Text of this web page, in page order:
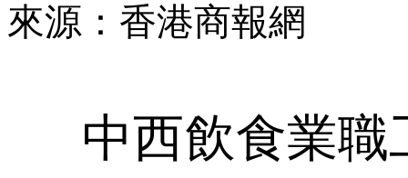
來源：香港商報網
中西飲食業職